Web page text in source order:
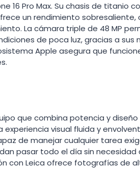
16 Pro Max. Su chasis de titanio
un rendimiento
La cámara triple de 48 MP
de poca luz, gracias a sus
Apple asegura que
que combina potencia y
experiencia visual fluida y
de manejar cualquier tarea
pasar todo el día sin necesidad
con Leica ofrece fotografías de